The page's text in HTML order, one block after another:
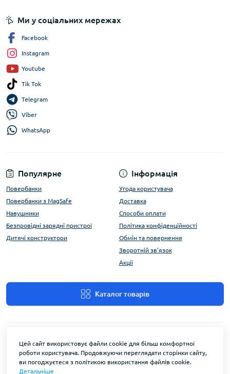
Популярне
Повербанки
Повербанки з MagSafe
Навушники
Безпровідні зарядні пристрої
Дитячі конструктори
Інформація
Угода користувача
Доставка
Способи оплати
Політика конфіденційності
Обмін та повернення
Зворотній зв'язок
Акції
Каталог товарів
Ми у соціальних мережах
Facebook
Instagram
Youtube
Tik Tok
Telegram
Viber
WhatsApp
Цей сайт використовує файли cookie для більш комфортної
роботи користувача. Продовжуючи переглядати сторінки сайту,
ви погоджуєтеся з політикою використання файлів cookie.
Детальніше